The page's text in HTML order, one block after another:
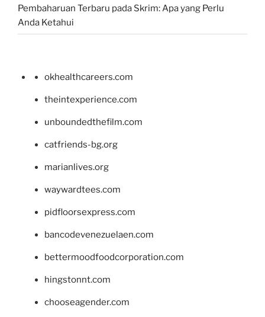
Pembaharuan Terbaru pada Skrim: Apa yang Perlu
Anda Ketahui
okhealthcareers.com
theintexperience.com
unboundedthefilm.com
catfriends-bg.org
marianlives.org
waywardtees.com
pidfloorsexpress.com
bancodevenezuelaen.com
bettermoodfoodcorporation.com
hingstonnt.com
chooseagender.com